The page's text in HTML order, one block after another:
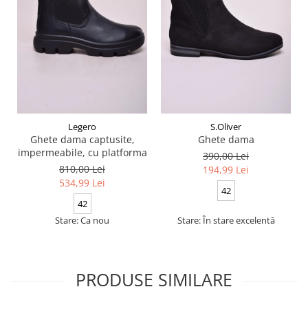
Legero
Ghete dama captusite,
impermeabile, cu platforma
810,00 Lei
534,99 Lei
42
Stare: Ca nou
S.Oliver
Ghete dama
390,00 Lei
194,99 Lei
42
Stare: În stare excelentă
PRODUSE SIMILARE